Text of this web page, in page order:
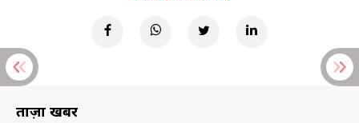
ताज़ा खबरें